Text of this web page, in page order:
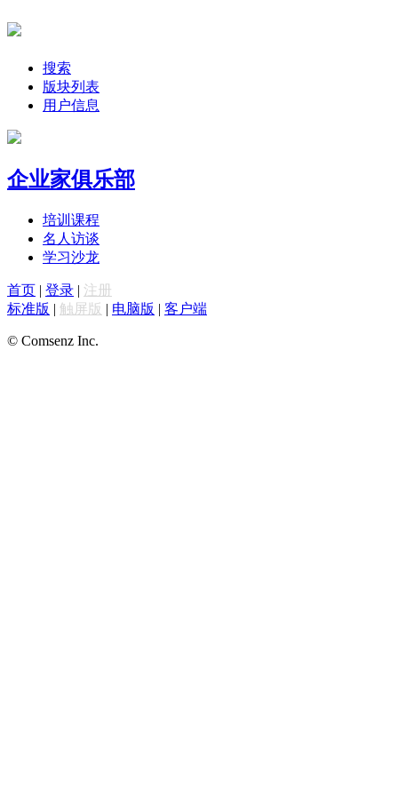
搜索
版块列表
用户信息
企业家俱乐部
培训课程
名人访谈
学习沙龙
首页 | 登录 | 注册
标准版 | 触屏版 | 电脑版 | 客户端
© Comsenz Inc.